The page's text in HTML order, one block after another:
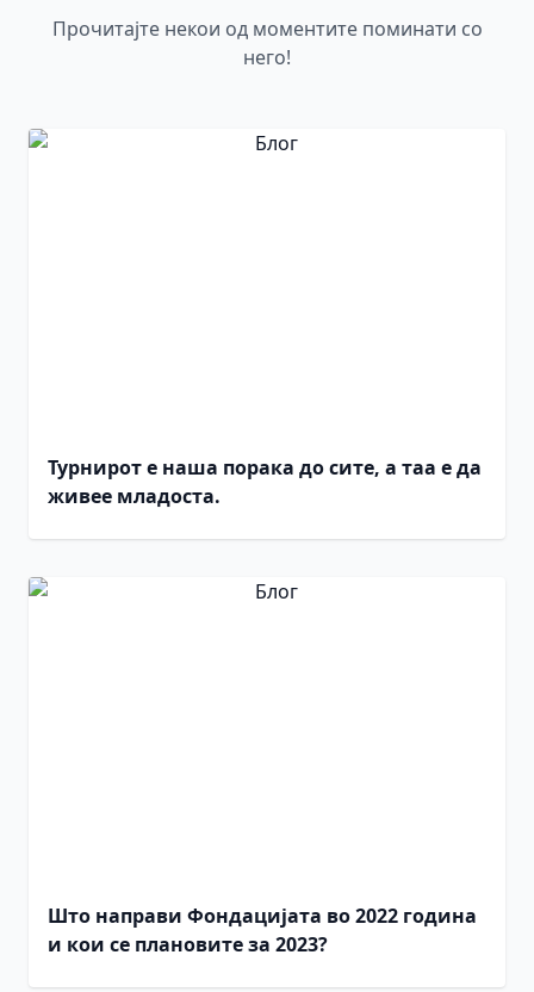
Прочитајте некои од моментите поминати со
него!
Турнирот е наша порака до сите, а таа е да
живее младоста.
Што направи Фондацијата во 2022 година
и кои се плановите за 2023?